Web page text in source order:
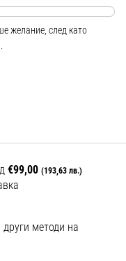
желание, след като
€99,00 (193,63 лв.)
методи на